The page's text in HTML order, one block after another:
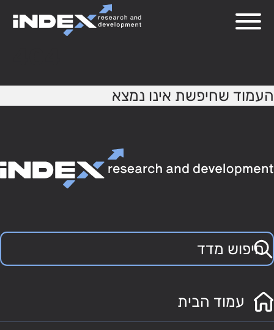
העמוד שחיפשת אינו נמצא
עמוד הבית